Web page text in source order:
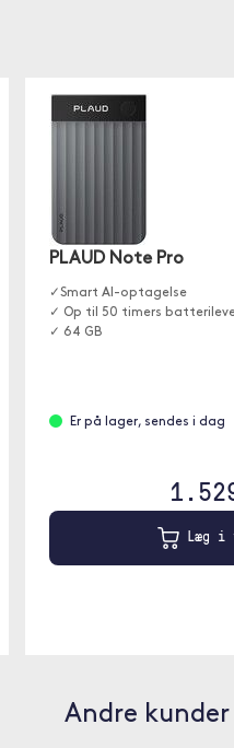
PLAUD Note Pro
✓Smart AI-optagelse
✓ Op til 50 timers
✓ 64 GB
Er på lager, sendes i dag
Læg i
Andre